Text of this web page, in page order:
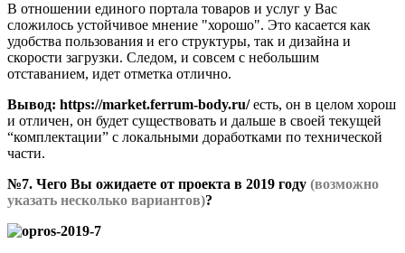
В отношении единого портала товаров и услуг у Вас
сложилось устойчивое мнение "хорошо". Это касается как
удобства пользования и его структуры, так и дизайна и
скорости загрузки. Следом, и совсем с небольшим
отставанием, идет отметка отлично.
Вывод: https://market.ferrum-body.ru/есть, он в целом хорош
и отличен, он будет существовать и дальше в своей текущей
“комплектации” с локальными доработками по технической
части.
№7. Чего Вы ожидаете от проекта в 2019 году (возможно
указать несколько вариантов)?